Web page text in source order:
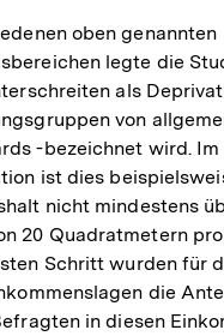
oben genannten
legte die
als
von
-bezeichnet wird.
ist dies
nicht mindestens
20 Quadratmetern
Schritt wurden für
die
in diesen